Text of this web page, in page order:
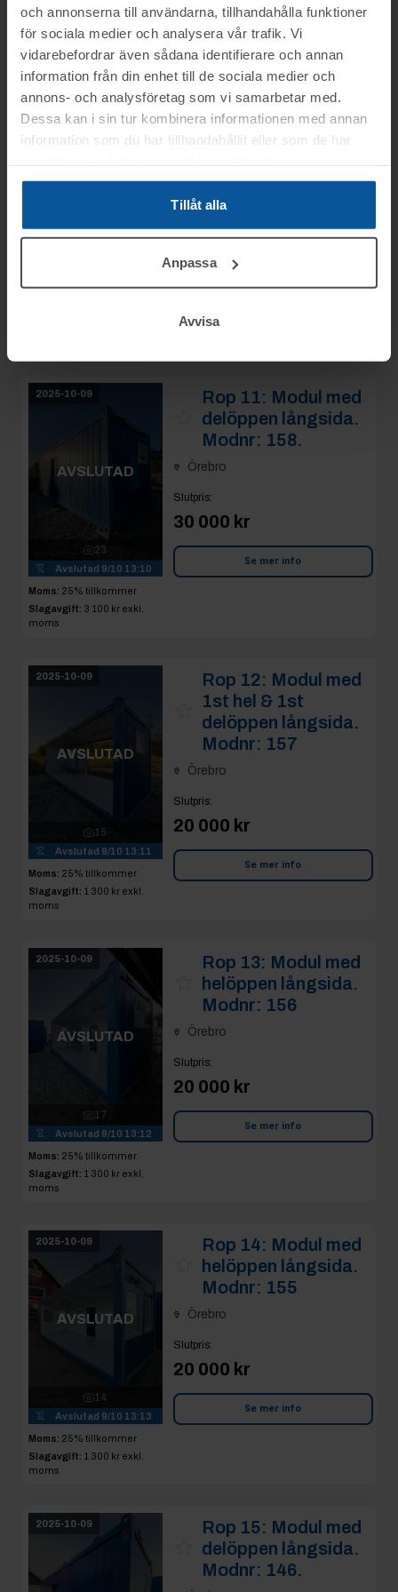
och annonserna till användarna, tillhandahålla funktioner
för sociala medier och analysera vår trafik. Vi
vidarebefordrar även sådana identifierare och annan
information från din enhet till de sociala medier och
annons- och analysföretag som vi samarbetar med.
Dessa kan i sin tur kombinera informationen med annan
information som du har tillhandahållit eller som de har
Tillåt alla
Anpassa
Avvisa
moms
Se mer info
Avslutad9/10 13:09
Rop 10:Modul med
helstängda väggar
dörröppningar.
Modnr: 164
Örebro
Slutpris :
30 000 kr
2025-10-09
AVSLUTAD
23
Avslutad 9/10 13:10
Moms: 25% tillkommer
Slagavgift: 3 100 kr exkl.
moms
Rop 11: Modul med
delöppen långsida.
Modnr: 158.
Örebro
Slutpris:
30 000 kr
Se mer info
2025-10-09
AVSLUTAD
15
Avslutad 9/10 13:11
Moms: 25% tillkommer
Slagavgift: 1 300 kr exkl.
moms
Rop 12: Modul med
1st hel & 1st
delöppen långsida.
Modnr: 157
Örebro
Slutpris:
20 000 kr
Se mer info
2025-10-09
AVSLUTAD
17
Avslutad 9/10 13:12
Moms: 25% tillkommer
Slagavgift: 1 300 kr exkl.
moms
Rop 13: Modul med
helöppen långsida.
Modnr: 156
Örebro
Slutpris:
20 000 kr
Se mer info
2025-10-09
AVSLUTAD
14
Avslutad 9/10 13:13
Moms: 25% tillkommer
Slagavgift: 1 300 kr exkl.
moms
Rop 14: Modul med
helöppen långsida.
Modnr: 155
Örebro
Slutpris:
20 000 kr
Se mer info
2025-10-09 Rop 15: Modul med
delöppen långsida.
Modnr: 146.